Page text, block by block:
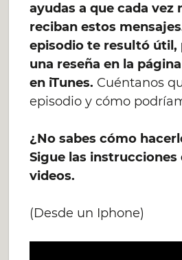
ayudas a que cada vez
reciban estos
episodio te resultó útil,
una reseña en la
en iTunes. Cuéntanos
episodio y cómo
¿No sabes cómo
Sigue las instrucciones
videos.
(Desde un Iphone)